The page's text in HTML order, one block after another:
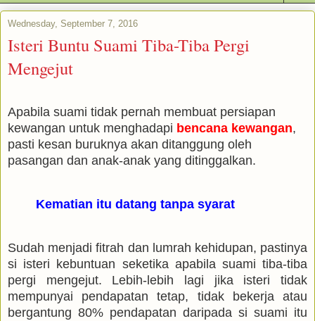
Wednesday, September 7, 2016
Isteri Buntu Suami Tiba-Tiba Pergi
Mengejut
Apabila suami tidak pernah membuat persiapan
kewangan untuk menghadapi bencana kewangan,
pasti kesan buruknya akan ditanggung oleh
pasangan dan anak-anak yang ditinggalkan.
Kematian itu datang tanpa syarat
Sudah menjadi fitrah dan lumrah kehidupan, pastinya
si isteri kebuntuan seketika apabila suami tiba-tiba
pergi mengejut. Lebih-lebih lagi jika isteri tidak
mempunyai pendapatan tetap, tidak bekerja atau
bergantung 80% pendapatan daripada si suami itu